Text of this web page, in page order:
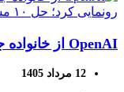
12 مرداد 1405